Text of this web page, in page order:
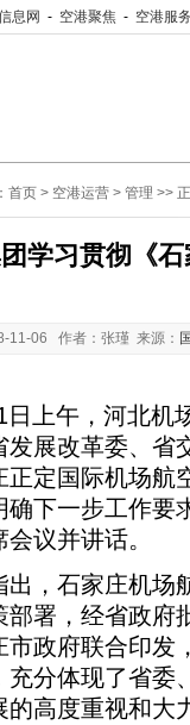
息网 - 空港聚焦 - 空港服务
首页 > 空港运营 > 管理 >>
学习贯彻《
11-06 作者：张瑾 来源：
午，河北机场
发展改革委、省
正定国际机场航
确下一步工作要
议并讲话。
石家庄机场
部署，经省政府
市政府联合印发
充分体现了省委
的高度重视和大